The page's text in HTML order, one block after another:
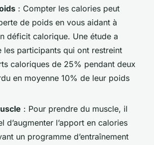
: Compter les calories peut
de poids en vous aidant à
déficit calorique. Une étude a
les participants qui ont restreint
caloriques de 25% pendant deux
en moyenne 10% de leur poids
: Pour prendre du muscle, il
d’augmenter l’apport en calories
un programme d’entraînement